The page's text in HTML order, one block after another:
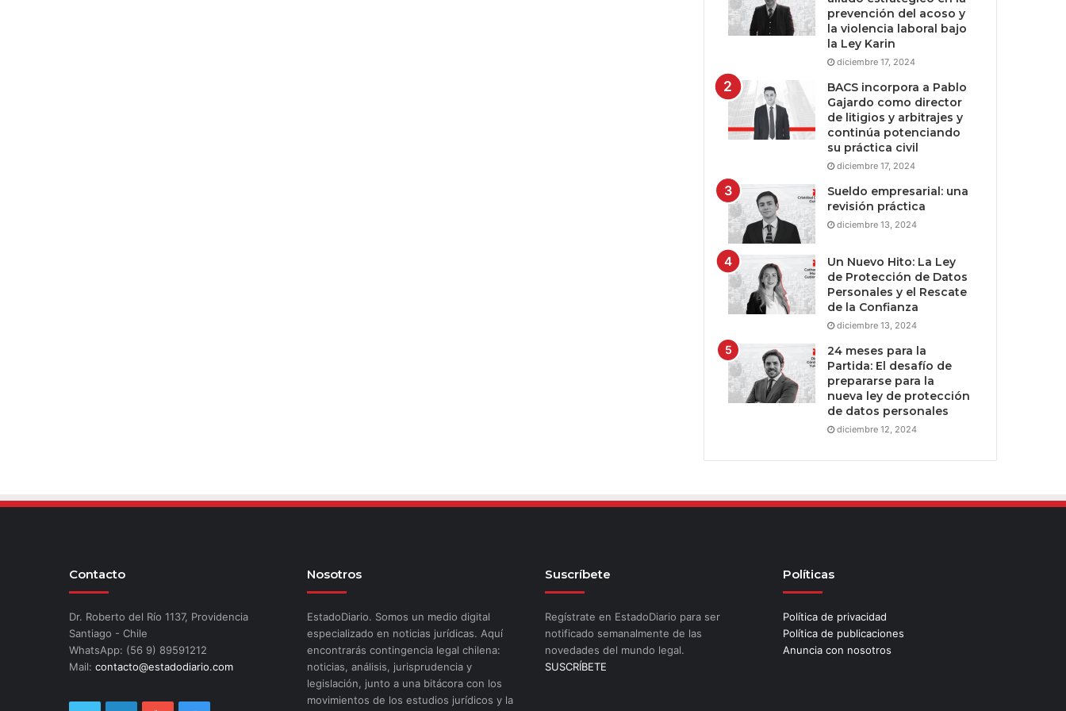
prevención del acoso y
la violencia laboral bajo
la Ley Karin
diciembre 17, 2024
BACS incorpora a Pablo
Gajardo como director
de litigios y arbitrajes y
continúa potenciando
su práctica civil
diciembre 17, 2024
Sueldo empresarial: una
revisión práctica
diciembre 13, 2024
Un Nuevo Hito: La Ley
de Protección de Datos
Personales y el Rescate
de la Confianza
diciembre 13, 2024
24 meses para la
Partida: El desafío de
prepararse para la
nueva ley de protección
de datos personales
diciembre 12, 2024
Contacto
Dr. Roberto del Río 1137, Providencia
Santiago - Chile
WhatsApp: (56 9) 89591212
Mail: contacto@estadodiario.com
Nosotros
EstadoDiario. Somos un medio digital
especializado en noticias jurídicas. Aquí
encontrarás contingencia legal chilena:
noticias, análisis, jurisprudencia y
legislación, junto a una bitácora con los
movimientos de los estudios jurídicos y la
Suscríbete
Regístrate en EstadoDiario para ser
notificado semanalmente de las
novedades del mundo legal.
SUSCRÍBETE
Políticas
Política de privacidad
Política de publicaciones
Anuncia con nosotros